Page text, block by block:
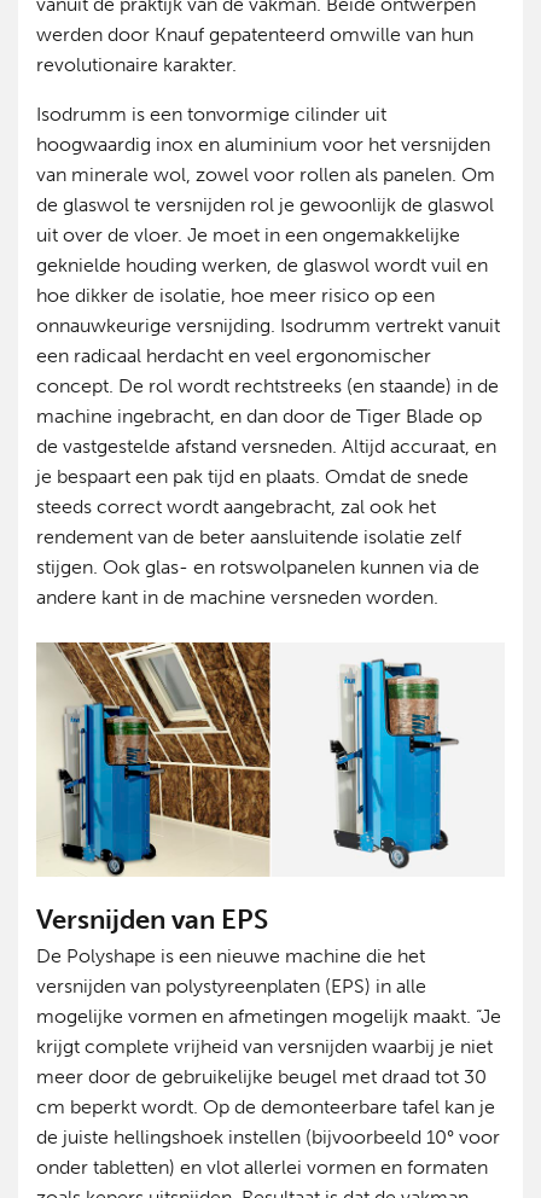
werden door Knauf gepatenteerd omwille van hun
revolutionaire karakter.
Isodrumm is een tonvormige cilinder uit
hoogwaardig inox en aluminium voor het versnijden
van minerale wol, zowel voor rollen als panelen. Om
de glaswol te versnijden rol je gewoonlijk de glaswol
uit over de vloer. Je moet in een ongemakkelijke
geknielde houding werken, de glaswol wordt vuil en
hoe dikker de isolatie, hoe meer risico op een
onnauwkeurige versnijding. Isodrumm vertrekt vanuit
een radicaal herdacht en veel ergonomischer
concept. De rol wordt rechtstreeks (en staande) in de
machine ingebracht, en dan door de Tiger Blade op
de vastgestelde afstand versneden. Altijd accuraat, en
je bespaart een pak tijd en plaats. Omdat de snede
steeds correct wordt aangebracht, zal ook het
rendement van de beter aansluitende isolatie zelf
stijgen. Ook glas- en rotswolpanelen kunnen via de
andere kant in de machine versneden worden.
Versnijden van EPS
De Polyshape is een nieuwe machine die het
versnijden van polystyreenplaten (EPS) in alle
mogelijke vormen en afmetingen mogelijk maakt. “Je
krijgt complete vrijheid van versnijden waarbij je niet
meer door de gebruikelijke beugel met draad tot 30
cm beperkt wordt. Op de demonteerbare tafel kan je
de juiste hellingshoek instellen (bijvoorbeeld 10° voor
onder tabletten) en vlot allerlei vormen en formaten